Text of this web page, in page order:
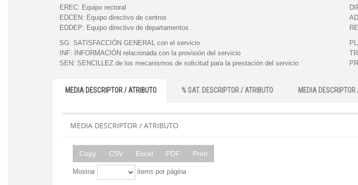
EREC: Equipo rectoral
EDCEN: Equipo directivo de centros
EDDEP: Equipo directivo de departamentos
SG: SATISFACCIÓN GENERAL con el servicio
INF:
INFORMACIÓN relacionada con la provisión del servicio
SEN: SENCILLEZ de los mecanismos de solicitud para la prestación del servicio
MEDIA DESCRIPTOR / ATRIBUTO % SAT. DESCRIPTOR / ATRIBUTO MEDIA DESCRIPTOR
MEDIA DESCRIPTOR / ATRIBUTO
Copy CSV Excel PDF Print
Mostrar items por página